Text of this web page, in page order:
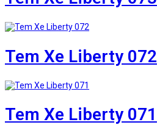
Tem Xe Liberty 072
Tem Xe Liberty 071